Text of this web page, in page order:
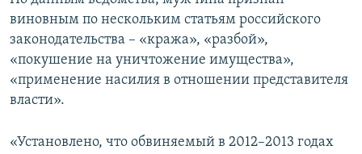
виновным по нескольким статьям российского
законодательства – «кража», «разбой»,
«покушение на уничтожение имущества»,
«применение насилия в отношении представителя
власти».
«Установлено, что обвиняемый в 2012–2013 годах